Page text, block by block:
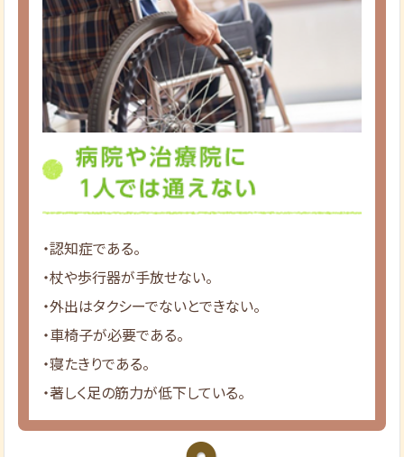
・認知症である。
・杖や歩行器が手放せない。
・外出はタクシーでないとできない。
・車椅子が必要である。
・寝たきりである。
・著しく足の筋力が低下している。